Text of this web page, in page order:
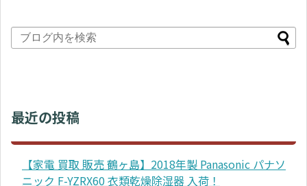
最近の投稿
【家電 買取 販売 鶴ヶ島】2018年製 Panasonic パナソ
ニック F-YZRX60 衣類乾燥除湿器 入荷！